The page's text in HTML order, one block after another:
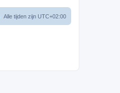
Alle tijden zijn UTC+02:00